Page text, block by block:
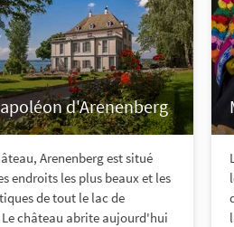
d'Arenenberg
Arenenberg est situé
endroits les plus beaux et les
de tout le lac de
château abrite aujourd'hui